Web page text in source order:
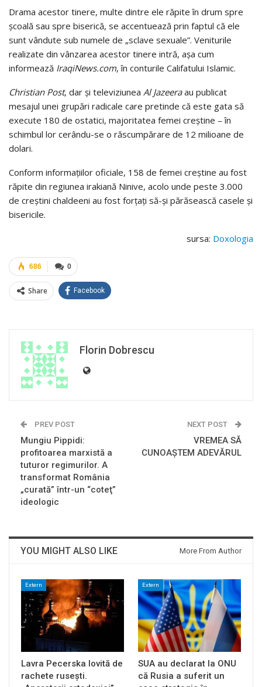
Drama acestor tinere, multe dintre ele răpite în drum spre
școală sau spre biserică, se accentuează prin faptul că ele
sunt vândute sub numele de „sclave sexuale”. Veniturile
realizate din vânzarea acestor tinere intră, așa cum
informează IraqiNews.com, în conturile Califatului Islamic.
Christian Post, dar și televiziunea Al Jazeeraau publicat
mesajul unei grupări radicale care pretinde că este gata să
execute 180 de ostatici, majoritatea femei creștine – în
schimbul lor cerându-se o răscumpărare de 12 milioane de
dolari.
Conform informațiilor oficiale, 158 de femei creștine au fost
răpite din regiunea irakiană Ninive, acolo unde peste 3.000
de creștini chaldeeni au fost forțați să-și părăsească casele și
bisericile.
sursa: Doxologia
0
686
Share Facebook
Florin Dobrescu
PREV POST
Mungiu Pippidi:
profitoarea marxistă a
tuturor regimurilor. A
transformat România
„curată” într-un “coteţ”
ideologic
NEXT POST
VREMEA SĂ
CUNOAȘTEM ADEVĂRUL
YOU MIGHT ALSO LIKE More From Author
Extern
Lavra Pecerska lovită de
rachete rusești.
Extern
SUA au declarat la ONU
că Rusia a suferit un